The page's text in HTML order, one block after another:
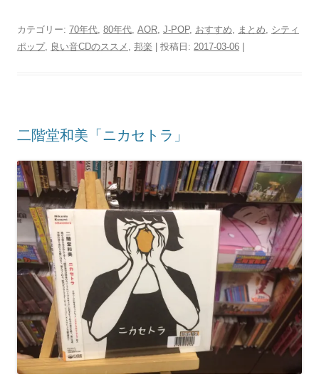
カテゴリー: 70年代 80年代 AOR J-POP, おすすめ まとめ
シティ
ポップ, 良い音CDのススメ 邦楽 | 投稿日: 2017-03-06
二階堂和美「ニカセトラ」